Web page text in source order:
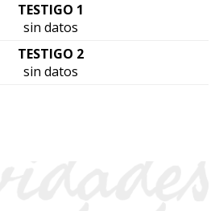
TESTIGO 1
sin datos
TESTIGO 2
sin datos